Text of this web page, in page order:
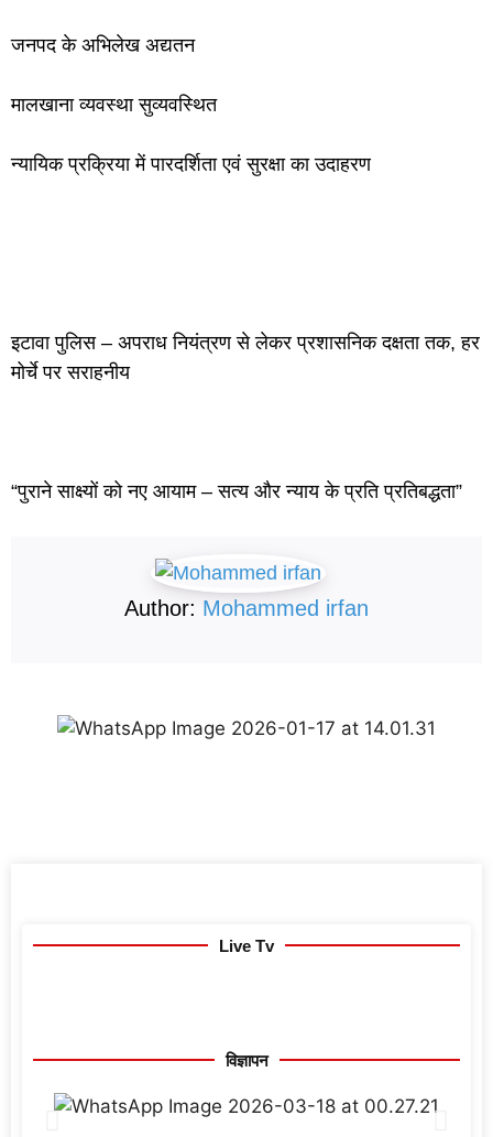
जनपद के अभिलेख अद्यतन
मालखाना व्यवस्था सुव्यवस्थित
न्यायिक प्रक्रिया में पारदर्शिता एवं सुरक्षा का उदाहरण
इटावा पुलिस – अपराध नियंत्रण से लेकर प्रशासनिक दक्षता तक, हर
मोर्चे पर सराहनीय
“पुराने साक्ष्यों को नए आयाम – सत्य और न्याय के प्रति प्रतिबद्धता”
Author: Mohammed irfan
Live Tv
विज्ञापन